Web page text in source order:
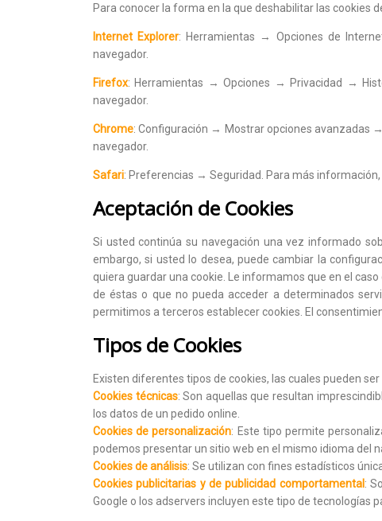
Para conocer la forma en la que deshabilitar las cookies
Internet Explorer: Herramientas → Opciones de
navegador.
Firefox: Herramientas → Opciones → Privacidad →
navegador.
Chrome: Configuración → Mostrar opciones avanzadas
navegador.
Safari: Preferencias → Seguridad. Para más
Aceptación de Cookies
Si usted continúa su navegación una vez informado
embargo, si usted lo desea, puede cambiar la
quiera guardar una cookie. Le informamos que en el
de éstas o que no pueda acceder a determinados
permitimos a terceros establecer cookies. El
Tipos de Cookies
Existen diferentes tipos de cookies, las cuales pueden
Cookies técnicas: Son aquellas que resultan
los datos de un pedido online.
Cookies de personalización: Este tipo permite
podemos presentar un sitio web en el mismo idioma del
Cookies de análisis: Se utilizan con fines estadísticos
Cookies publicitarias y de publicidad comportamental :
Google o los adservers incluyen este tipo de tecnologías